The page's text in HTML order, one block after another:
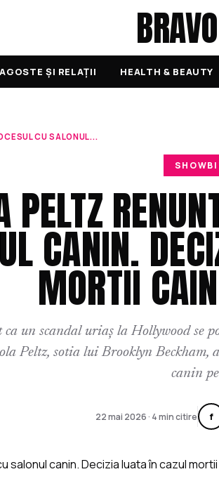
ȘI RELAȚII HEALTH & BEAUTY
CU SALONUL...
PELTZ
CANIN.
MORTII
un scandal uriaș la Hollywood se
Peltz, sotia lui Brooklyn
canin
22 mai 2026 · 4 min citire f